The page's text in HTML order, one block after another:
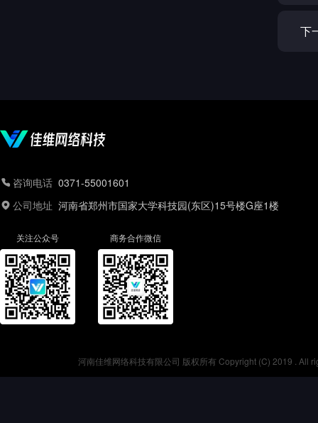
下
咨询电话 0371-55001601
公司地址 河南省郑州市国家大学科技园(东区)15号楼G座1楼
关注公众号 商务合作微信
河南佳维网络科技有限公司 版权所有 Copyright (C) 2019 . All